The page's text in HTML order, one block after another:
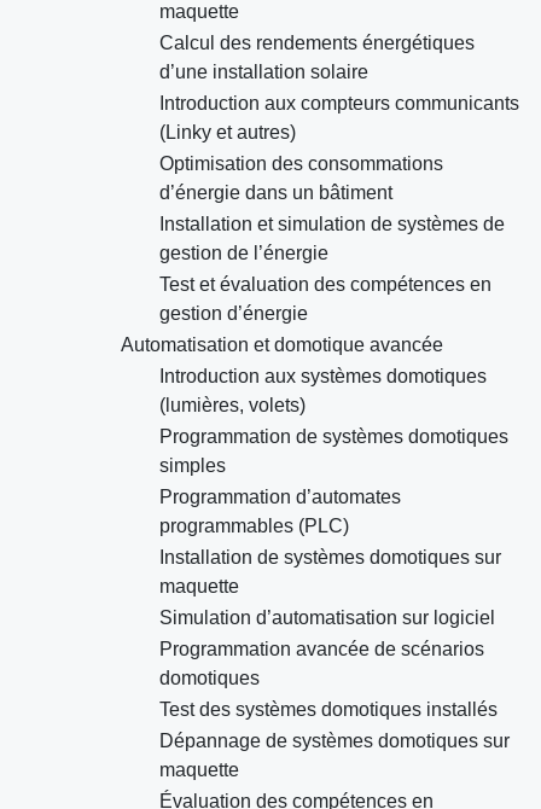
maquette
Calcul des rendements énergétiques
d’une installation solaire
Introduction aux compteurs communicants
(Linky et autres)
Optimisation des consommations
d’énergie dans un bâtiment
Installation et simulation de systèmes de
gestion de l’énergie
Test et évaluation des compétences en
gestion d’énergie
Automatisation et domotique avancée
Introduction aux systèmes domotiques
(lumières, volets)
Programmation de systèmes domotiques
simples
Programmation d’automates
programmables (PLC)
Installation de systèmes domotiques sur
maquette
Simulation d’automatisation sur logiciel
Programmation avancée de scénarios
domotiques
Test des systèmes domotiques installés
Dépannage de systèmes domotiques sur
maquette
Évaluation des compétences en